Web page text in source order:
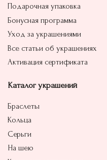
Подарочная упаковка
Бонусная программа
Уход за украшениями
Все статьи об украшениях
Активация сертификата
Каталог украшений
Браслеты
Кольца
Серьги
На шею